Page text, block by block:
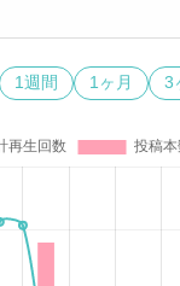
1週間 1ヶ月 3